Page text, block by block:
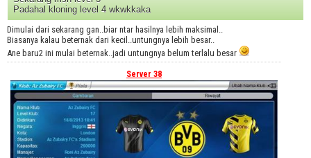
Padahal kloning level 4 wkwkkaka
Dimulai dari sekarang gan..biar ntar hasilnya lebih maksimal..
Biasanya kalau beternak dari kecil..untungnya lebih besar..
Ane baru2 ini mulai beternak..jadi untungnya belum terlalu besar
Server 38